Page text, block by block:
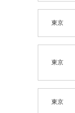
東京
東京
東京